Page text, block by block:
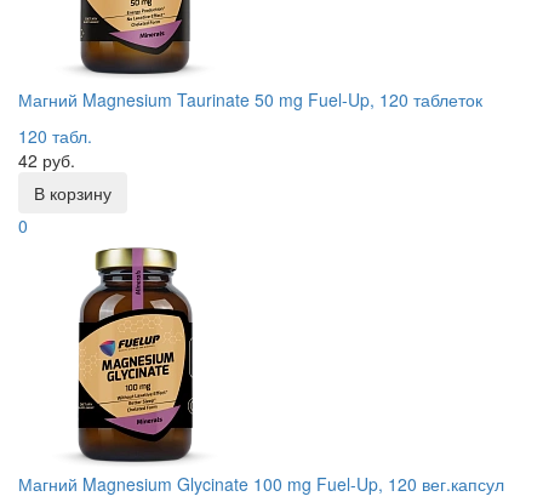
Магний Magnesium Taurinate 50 mg Fuel-Up, 120 таблеток
120 табл.
42 руб.
В корзину
0
Магний Magnesium Glycinate 100 mg Fuel-Up, 120 вег.капсул